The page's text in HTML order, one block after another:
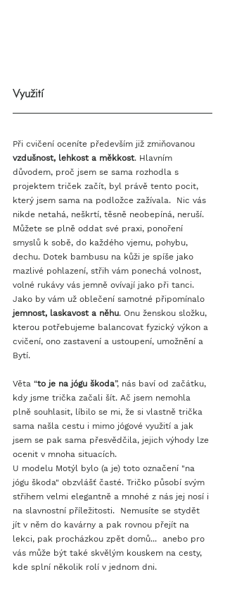
Využití
Při cvičení oceníte především již zmiňovanou
vzdušnost, lehkost a měkkost. Hlavním
důvodem, proč jsem se sama rozhodla s
projektem triček začít, byl právě tento pocit,
který jsem sama na podložce zažívala.  Nic vás
nikde netahá, neškrtí, těsně neobepíná, neruší.
Můžete se plně oddat své praxi, ponoření
smyslů k sobě, do každého vjemu, pohybu,
dechu. Dotek bambusu na kůži je spíše jako
mazlivé pohlazení, střih vám ponechá volnost,
volné rukávy vás jemně ovívají jako při tanci.
Jako by vám už oblečení samotné připomínalo
jemnost, laskavost a něhu. Onu ženskou složku,
kterou potřebujeme balancovat fyzický výkon a
cvičení, ono zastavení a ustoupení, umožnění a
Bytí.
Věta “to je na jógu škoda”, nás baví od začátku,
kdy jsme trička začali šít. Ač jsem nemohla
plně souhlasit, líbilo se mi, že si vlastně trička
sama našla cestu i mimo jógové využití a jak
jsem se pak sama přesvědčila, jejich výhody lze
ocenit v mnoha situacích.
U modelu Motýl bylo (a je) toto označení "na
jógu škoda" obzvlášť časté. Tričko působí svým
střihem velmi elegantně a mnohé z nás jej nosí i
na slavnostní příležitosti.  Nemusíte se stydět
jít v něm do kavárny a pak rovnou přejít na
lekci, pak procházkou zpět domů...  anebo pro
vás může být také skvělým kouskem na cesty,
kde splní několik rolí v jednom dni.